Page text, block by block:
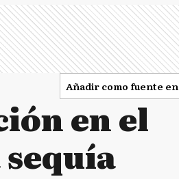
Añadir como fuente en
en el